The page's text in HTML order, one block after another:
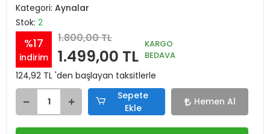
Kategori: Aynalar
Stok: 2
%17
indirim
1.800,00 TL
1.499,00 TL
KARGO
BEDAVA
124,92 TL 'den başlayan taksitlerle
Sepete
Ekle
Hemen Al